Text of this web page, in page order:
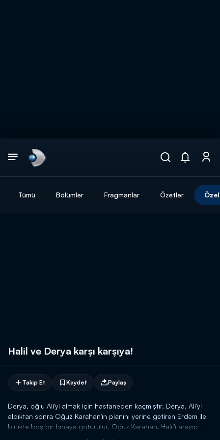
Tümü Bölümler Fragmanlar Özetler
Halil ve Derya karşı karşıya!
Takip Et Kaydet Paylaş
Derya, oğlu Ali'yi almak için hastaneden kaçmıştır. Derya, Ali'yi
aldıktan sonra Oğuz Karahan'ın planını yerine getiren Erdem ile
birlikte boş bir binaya götürülür. Oğuz Karahan, Halil'i arayıp